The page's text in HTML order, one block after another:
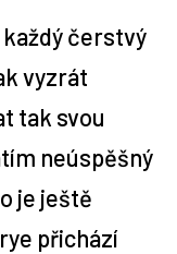
čerstvý
vyzrát
tak svou
neúspěšný
je ještě
přichází